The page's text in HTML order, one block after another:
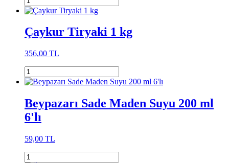
Çaykur Tiryaki 1 kg
356,00 TL
Beypazarı Sade Maden Suyu 200 ml
6'lı
59,00 TL